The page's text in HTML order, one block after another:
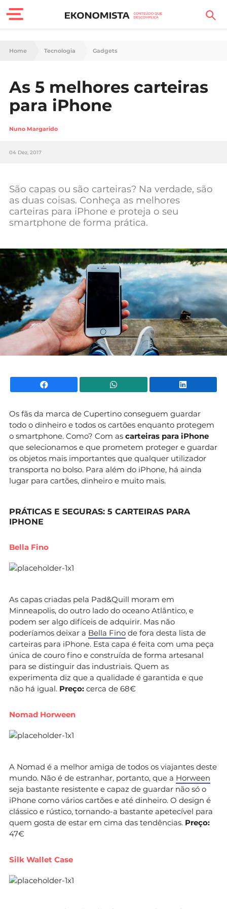
Finanças Pessoais
Carreira
Casa
Tecnologia
Negócios
Home Tecnologia Gadgets
As 5 melhores carteiras
para iPhone
Nuno Margarido
04 Dez, 2017
São capas ou são carteiras? Na verdade, são
as duas coisas. Conheça as melhores
carteiras para iPhone e proteja o seu
smartphone de forma prática.
Facebook WhatsApp
Os fãs da marca de Cupertino conseguem guardar
todo o dinheiro e todos os cartões enquanto protegem
o smartphone. Como? Com as carteiras para iPhone
que selecionamos e que prometem proteger e guardar
os objetos mais importantes que qualquer utilizador
transporta no bolso. Para além do iPhone, há ainda
lugar para cartões, dinheiro e muito mais.
PRÁTICAS E SEGURAS: 5 CARTEIRAS PARA
IPHONE
Bella Fino
As capas criadas pela Pad&Quill moram em
Minneapolis, do outro lado do oceano Atlântico, e
podem ser algo difíceis de adquirir. Mas não
poderíamos deixar a Bella Fino de fora desta lista de
carteiras para iPhone. Esta capa é feita com uma peça
única de couro fino e construída de forma artesanal
para se distinguir das industriais. Quem as
experimenta diz que a qualidade é garantida e que
não há igual. Preço: cerca de 68€
Nomad Horween
A Nomad é a melhor amiga de todos os viajantes deste
mundo. Não é de estranhar, portanto, que a Horween
seja bastante resistente e capaz de guardar não só o
iPhone como vários cartões e até dinheiro. O design é
clássico e rústico, tornando-a bastante apetecível para
quem gosta de estar em cima das tendências. Preço:
47€
Silk Wallet Case